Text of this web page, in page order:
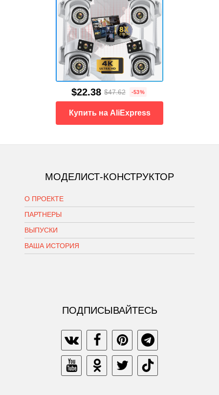
$22.38 $47.62 -53%
Купить на AliExpress
МОДЕЛИСТ-КОНСТРУКТОР
О ПРОЕКТЕ
ПАРТНЕРЫ
ВЫПУСКИ
ВАША ИСТОРИЯ
ПОДПИСЫВАЙТЕСЬ